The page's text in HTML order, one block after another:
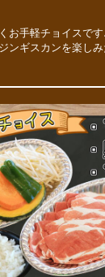
お手軽チョイスです
ンギスカンを楽し